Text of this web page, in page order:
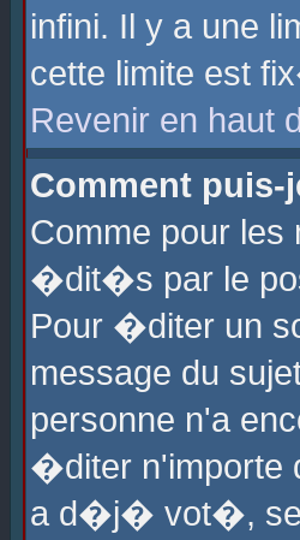
infini. Il y a une
cette limite est
Revenir en haut
Comment
Comme pour
�dit�s par le
Pour �diter un
message du
personne n'a
�diter n'importe
a d�j� vot�,